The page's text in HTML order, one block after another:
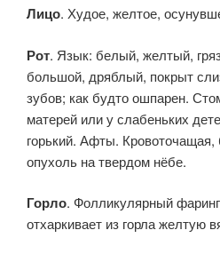
Лицо. Худое, желтое,
Рот. Язык: белый, желтый,
большой, дряблый, покрыт
зубов; как будто ошпарен.
матерей или у слабеньких
горький. Афты. Кровоточащая,
опухоль на твердом нёбе.
Горло. Фолликулярный
отхаркивает из горла желтую